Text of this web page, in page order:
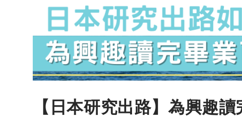
【日本研究出路】為興趣